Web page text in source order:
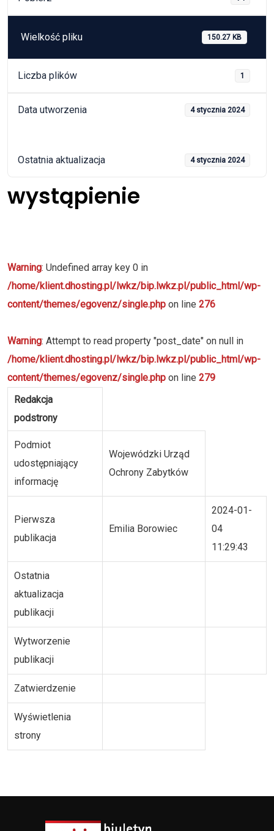
Wielkość pliku 150.27 KB
Liczba plików 1
Data utworzenia 4 stycznia 2024
Ostatnia aktualizacja 4 stycznia 2024
wystąpienie
Warning: Undefined array key 0 in
/home/klient.dhosting.pl/lwkz/bip.lwkz.pl/public_html/wp-
content/themes/egovenz/single.php on line 276
Warning: Attempt to read property "post_date" on null in
/home/klient.dhosting.pl/lwkz/bip.lwkz.pl/public_html/wp-
content/themes/egovenz/single.php on line 279
Redakcja
podstrony
Podmiot
udostępniający
informację
Wojewódzki Urząd
Ochrony Zabytków
Pierwsza
publikacja
Emilia Borowiec
2024-01-
04
11:29:43
Ostatnia
aktualizacja
publikacji
Wytworzenie
publikacji
Zatwierdzenie
Wyświetlenia
strony